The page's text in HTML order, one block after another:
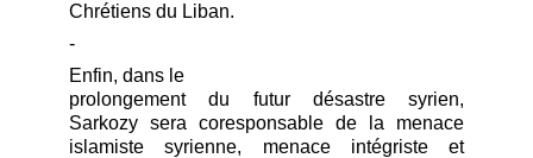
Chrétiens du Liban.
-
Enfin, dans le
prolongement du futur désastre syrien,
Sarkozy sera coresponsable de la menace
islamiste syrienne, menace intégriste et